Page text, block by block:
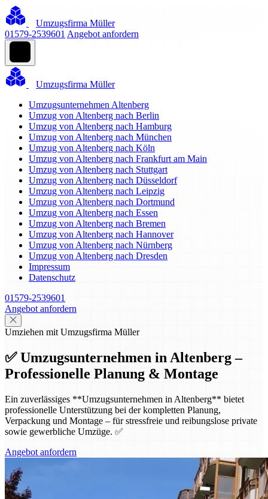
Umzugsfirma Müller
01579-2539601 Angebot anfordern
Umzugsfirma Müller
Umzugsunternehmen Altenberg
Umzug von Altenberg nach Berlin
Umzug von Altenberg nach Hamburg
Umzug von Altenberg nach München
Umzug von Altenberg nach Köln
Umzug von Altenberg nach Frankfurt am Main
Umzug von Altenberg nach Stuttgart
Umzug von Altenberg nach Düsseldorf
Umzug von Altenberg nach Leipzig
Umzug von Altenberg nach Dortmund
Umzug von Altenberg nach Essen
Umzug von Altenberg nach Bremen
Umzug von Altenberg nach Hannover
Umzug von Altenberg nach Nürnberg
Umzug von Altenberg nach Dresden
Impressum
Datenschutz
01579-2539601
Angebot anfordern
Umziehen mit Umzugsfirma Müller
✅ Umzugsunternehmen in Altenberg –
Professionelle Planung & Montage
Ein zuverlässiges **Umzugsunternehmen in Altenberg** bietet
professionelle Unterstützung bei der kompletten Planung,
Verpackung und Montage – für stressfreie und reibungslose private
sowie gewerbliche Umzüge. ✅
Angebot anfordern